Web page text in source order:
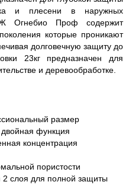
и плесени в наружных
Огнебио Проф содержит
которые проникают
долговечную защиту до
23кг предназначен для
и деревообработке.
размер
двойная функция
концентрация
пористости
2 слоя для полной защиты